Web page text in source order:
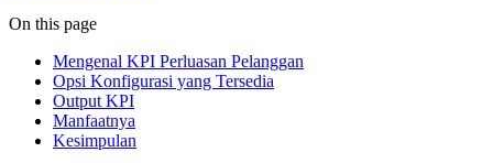
On this page
Mengenal KPI Perluasan Pelanggan
Opsi Konfigurasi yang Tersedia
Output KPI
Manfaatnya
Kesimpulan